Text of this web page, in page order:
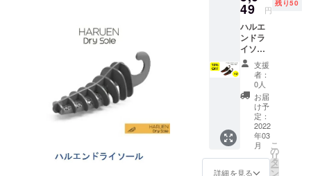
49 円
残り50
ハルエ
ンドラ
イソー
ル×2箱
（2個入
り/箱）
1箱あた
り2,525
支援
者：
0人
お届
け予
定：
2022
年03
月
詳細を見る
こ
の
リ
タ
ー
ン